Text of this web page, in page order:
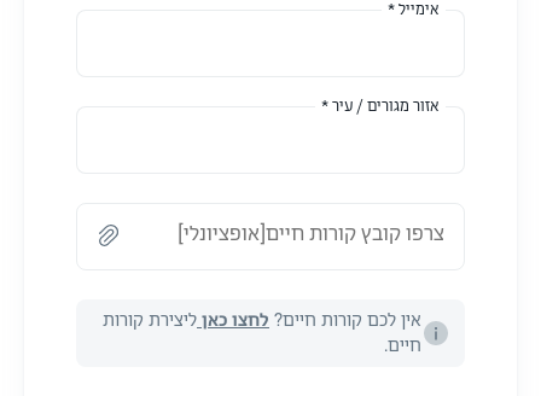
אימייל *
אזור מגורים / עיר *
צרפו קובץ קורות חיים[אופציונלי]
אין לכם קורות חיים? לחצו כאן ליצירת קורות
חיים.